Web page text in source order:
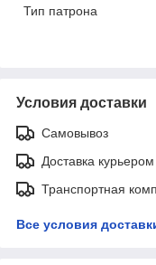
Тип патрона
Условия доставки
Самовывоз
Доставка
Транспортная
Все условия